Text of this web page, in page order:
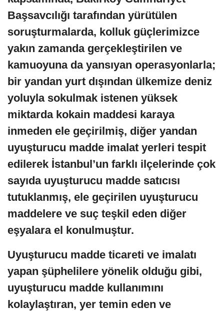
Başsavcılığı tarafından yürütülen
soruşturmalarda, kolluk güçlerimizce
yakın zamanda gerçekleştirilen ve
kamuoyuna da yansıyan operasyonlarla;
bir yandan yurt dışından ülkemize deniz
yoluyla sokulmak istenen yüksek
miktarda kokain maddesi karaya
inmeden ele geçirilmiş, diğer yandan
uyuşturucu madde imalat yerleri tespit
edilerek İstanbul’un farklı ilçelerinde çok
sayıda uyuşturucu madde satıcısı
tutuklanmış, ele geçirilen uyuşturucu
maddelere ve suç teşkil eden diğer
eşyalara el konulmuştur.
Uyuşturucu madde ticareti ve imalatı
yapan şüphelilere yönelik olduğu gibi,
uyuşturucu madde kullanımını
kolaylaştıran, yer temin eden ve